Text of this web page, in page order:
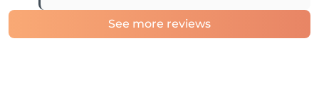
See more reviews